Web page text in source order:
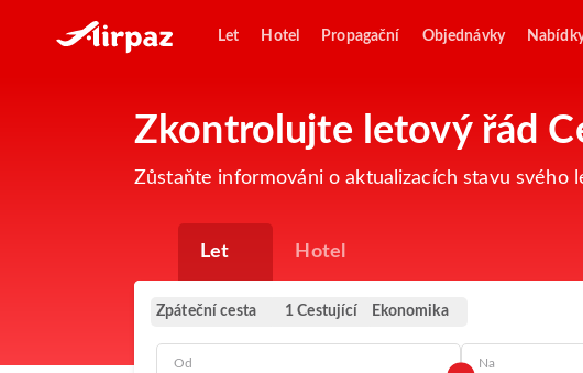
Let Hotel Propagační Objednávky
Zkontrolujte letový řád
Zůstaňte informováni o aktualizacích stavu svého
Let Hotel
Zpáteční cesta 1 Cestující Ekonomika
Od Na